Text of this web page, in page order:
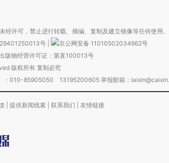
许可，禁止进行转载、摘编、复制及建立镜像等任何使用。
号
京公网安备 11010502034662号
版物经营许可证：第直100013号
版权所有 复制必究
：010-85905050 13195200605 举报邮箱：
提供新闻线索 联系我们 友情链接